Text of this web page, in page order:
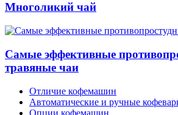
Многоликий чай
Самые эффективные
травяные чаи
Отличие кофемашин
Автоматические и ручные
Опции кофемашин